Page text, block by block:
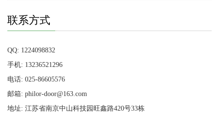
联系方式
QQ: 1224098832
手机: 13236521296
电话: 025-86605576
邮箱: philor-door@163.com
地址: 江苏省南京中山科技园旺鑫路420号33栋